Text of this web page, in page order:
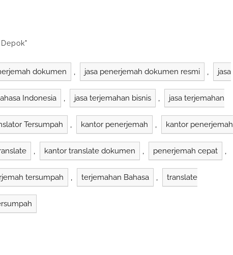
dokumen , jasa penerjemah dokumen resmi , jasa
Indonesia , jasa terjemahan bisnis , jasa terjemahan
Tersumpah , kantor penerjemah , kantor penerjemah
, kantor translate dokumen , penerjemah cepat ,
tersumpah , terjemahan Bahasa , translate